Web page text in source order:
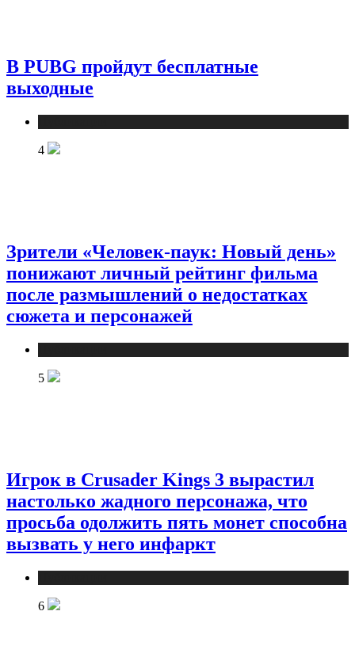
В PUBG пройдут бесплатные
выходные
4
Зрители «Человек-паук: Новый день»
понижают личный рейтинг фильма
после размышлений о недостатках
сюжета и персонажей
5
Игрок в Crusader Kings 3 вырастил
настолько жадного персонажа, что
просьба одолжить пять монет способна
вызвать у него инфаркт
6